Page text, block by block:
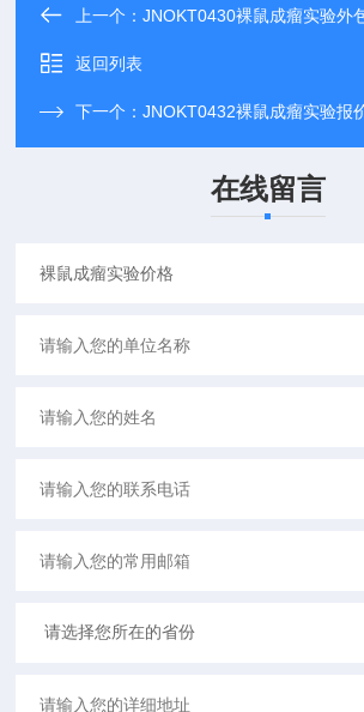
上一个：JNOKT0430裸鼠成瘤实验外
返回列表
下一个：JNOKT0432裸鼠成瘤实验报
在线留言